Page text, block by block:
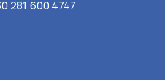
281 600 4747